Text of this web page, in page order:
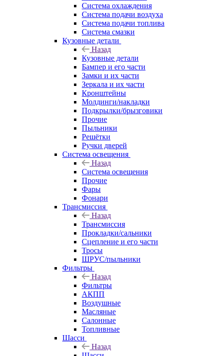
Система охлаждения
Система подачи воздуха
Система подачи топлива
Система смазки
Кузовные детали
Назад
Кузовные детали
Бампер и его части
Замки и их части
Зеркала и их части
Кронштейны
Молдинги/накладки
Подкрылки/брызговики
Прочие
Пыльники
Решётки
Ручки дверей
Система освещения
Назад
Система освещения
Прочие
Фары
Фонари
Трансмиссия
Назад
Трансмиссия
Прокладки/сальники
Сцепление и его части
Тросы
ШРУС/пыльники
Фильтры
Назад
Фильтры
АКПП
Воздушные
Масляные
Салонные
Топливные
Шасси
Назад